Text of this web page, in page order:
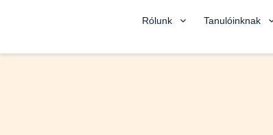
Rólunk Tanulóinknak